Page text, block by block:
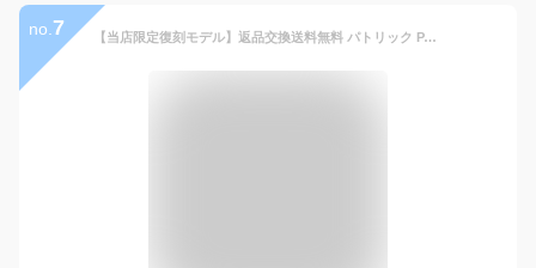
no. 7 【当店限定復刻モデル】返品交換送料無料 パトリック PATRICK スニーカー ロスモア [506181 SS24] ROSSMORE メンズ・レディース 靴 日本製 ビジネス BLK ブラック系 正規取扱店